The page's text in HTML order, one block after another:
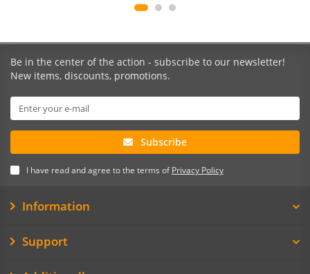
Be in the center of the action - subscribe to our newsletter!
New items, discounts, promotions.
Subscribe
I have read and agree to the terms ofPrivacy Policy
Information
Support